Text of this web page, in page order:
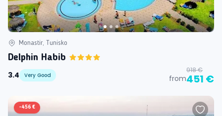
Monastir, Tunisko
Delphin Habib
3.4
Very Good from
918 €
451 €
-456 €